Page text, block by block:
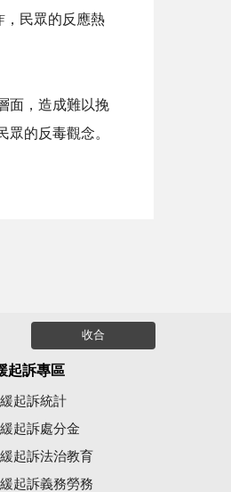
，民眾的反應熱
面，造成難以挽
的反毒觀念。
收合
起訴專區
緩起訴統計
緩起訴處分金
緩起訴法治教育
緩起訴義務勞務